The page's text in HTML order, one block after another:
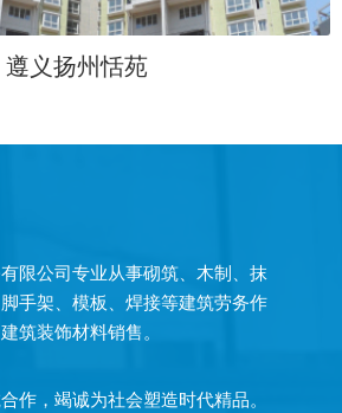
遵义扬州恬苑
限公司专业从事砌筑、木制、抹
手架、模板、焊接等建筑劳务作
筑装饰材料销售。
作，竭诚为社会塑造时代精品。